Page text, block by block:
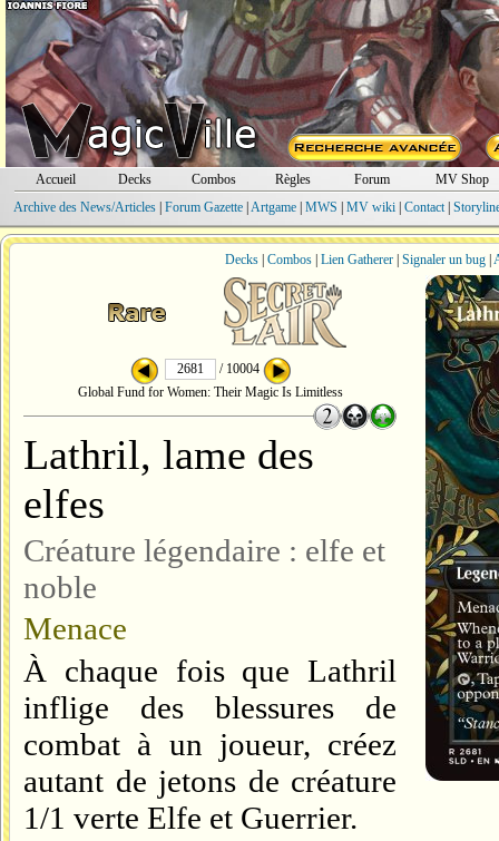
Accueil Decks Combos Règles Forum
MV Shop
Archive des News/Articles| Forum Gazette| Artgame| MWS MV wiki| Contact|
Decks Combos Lien Gatherer Signaler un bug
/ 10004
Global Fund for Women: Their Magic Is Limitless
Lathril, lame des
elfes
Créature légendaire : elfe et
noble
Menace
À chaque fois que Lathril
inflige des blessures de
combat à un joueur, créez
autant de jetons de créature
1/1 verte Elfe et Guerrier.